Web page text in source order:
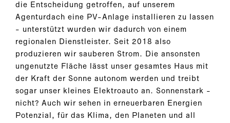
die Entscheidung getroffen, auf unserem
Agenturdach eine PV-Anlage installieren zu lassen
- unterstützt wurden wir dadurch von einem
regionalen Dienstleister. Seit 2018 also
produzieren wir sauberen Strom. Die ansonsten
ungenutzte Fläche lässt unser gesamtes Haus mit
der Kraft der Sonne autonom werden und treibt
sogar unser kleines Elektroauto an. Sonnenstark -
nicht? Auch wir sehen in erneuerbaren Energien
Potenzial, für das Klima, den Planeten und all